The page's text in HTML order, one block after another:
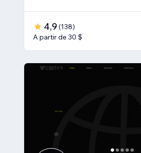
4,9 (138)
A partir de 30 $